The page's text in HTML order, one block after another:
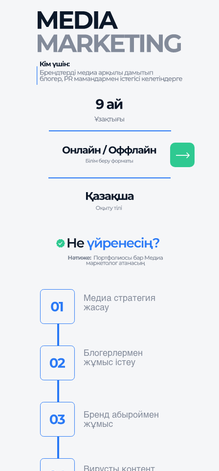
Вирусты контент
Бренд абыроймен
жұмыс
Блогерлермен
жұмыс істеу
Медиа стратегия
жасау